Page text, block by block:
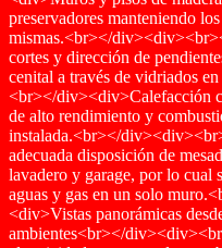
preservadores manteniendo
mismas.<br></
cortes y dirección de
cenital a través de vidriados
<br></div><div>Calefacción
de alto rendimiento y
instalada.<br></
adecuada disposición de
lavadero y garage, por lo cual
aguas y gas en un solo
<div>Vistas panorámicas
ambientes<br></